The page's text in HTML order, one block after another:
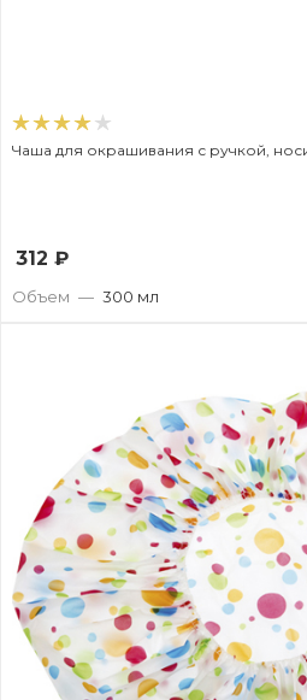
Чаша для окрашивания с ручкой,
312 ₽
Объем — 300 мл